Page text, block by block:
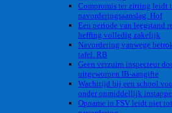
Compromis ter zitting leidt
navorderingsaanslag. Hof
Een periode van leegstand
heffing volledig zakelijk
Navordering vanwege
tafel. RB
Geen verzuim inspecteur
uitgeworpen IB-aangifte
Wachttijd bij een school
onder onmiddellijk
Opname in FSV leidt niet